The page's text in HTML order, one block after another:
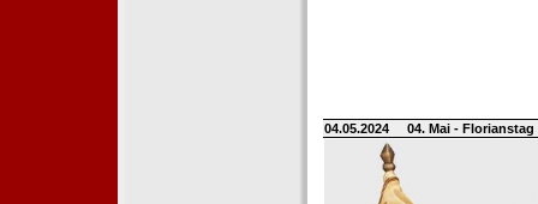
04.05.2024 04. Mai -